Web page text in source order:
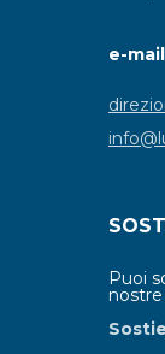
e-mail
Puoi